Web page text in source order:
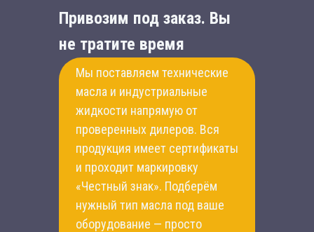
Привозим под заказ. Вы
не тратите время
Мы поставляем технические
масла и индустриальные
жидкости напрямую от
проверенных дилеров. Вся
продукция имеет сертификаты
и проходит маркировку
«Честный знак». Подберём
нужный тип масла под ваше
оборудование — просто